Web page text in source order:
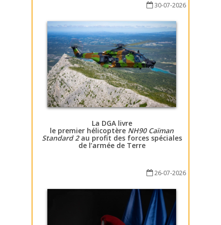
30-07-2026
La DGA livre
le premier hélicoptère NH90 Caïman
Standard 2au profit des forces spéciales
de l’armée de Terre
26-07-2026